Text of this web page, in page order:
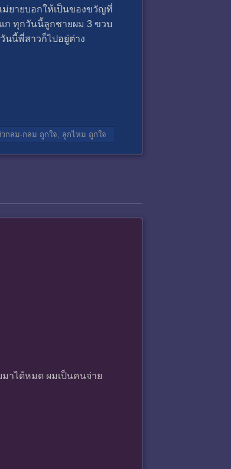
ยายบอกให้เป็นของขวัญที่
ก ทุกวันนี้ลูกชายผม 3 ขวบ
นนี้พี่สาวก็ไปอยู่ต่าง
กลม-กลม ถูกใจ, ลูกไหม ถูกใจ
าได้หมด ผมเป็นคนจ่าย